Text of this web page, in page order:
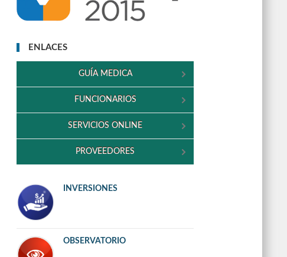
ENLACES
GUÍA MEDICA
FUNCIONARIOS
SERVICIOS ONLINE
PROVEEDORES
INVERSIONES
OBSERVATORIO